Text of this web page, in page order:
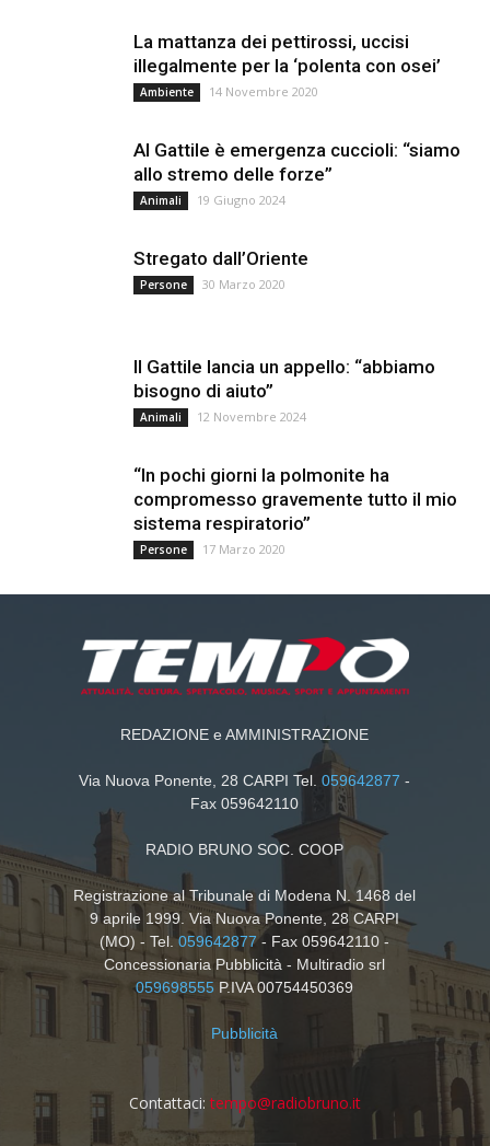
La mattanza dei pettirossi, uccisi
illegalmente per la ‘polenta con osei’
Ambiente 14 Novembre 2020
Al Gattile è emergenza cuccioli: “siamo
allo stremo delle forze”
Animali 19 Giugno 2024
Stregato dall’Oriente
Persone 30 Marzo 2020
Il Gattile lancia un appello: “abbiamo
bisogno di aiuto”
Animali 12 Novembre 2024
“In pochi giorni la polmonite ha
compromesso gravemente tutto il mio
sistema respiratorio”
Persone 17 Marzo 2020
REDAZIONE e AMMINISTRAZIONE
Via Nuova Ponente, 28 CARPI Tel.059642877 -
Fax 059642110
RADIO BRUNO SOC. COOP
Registrazione al Tribunale di Modena N. 1468 del
9 aprile 1999. Via Nuova Ponente, 28 CARPI
(MO) - Tel.059642877- Fax 059642110 -
Concessionaria Pubblicità - Multiradio srl
059698555 P.IVA 00754450369
Pubblicità
Contattaci: tempo@radiobruno.it